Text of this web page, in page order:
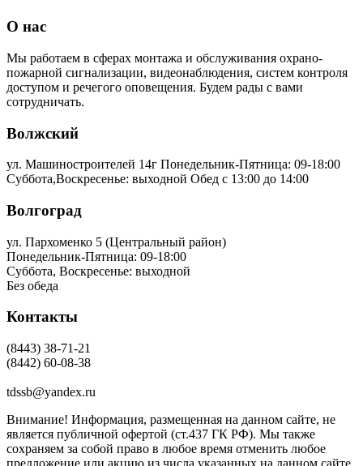
О нас
Мы работаем в сферах монтажа и обслуживания охрано-
пожарной сигнализации, видеонаблюдения, систем контроля
доступом и речегого оповещения. Будем рады с вами
сотрудничать.
Волжский
ул. Машиностроителей 14г Понедельник-Пятница: 09-18:00
Суббота,Воскресенье: выходной Обед с 13:00 до 14:00
Волгоград
ул. Пархоменко 5 (Центральный район)
Понедельник-Пятница: 09-18:00
Суббота, Воскресенье: выходной
Без обеда
Контакты
(8443) 38-71-21
(8442) 60-08-38
tdssb@yandex.ru
Внимание! Информация, размещенная на данном сайте, не
является публичной офертой (ст.437 ГК РФ). Мы также
сохраняем за собой право в любое время отменить любое